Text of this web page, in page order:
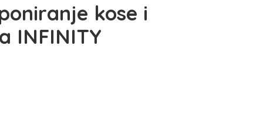
kose i
INFINITY